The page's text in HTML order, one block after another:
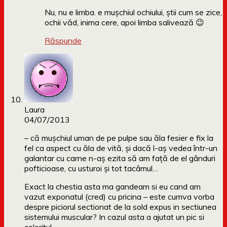
Nu, nu e limba. e mușchiul ochiului, știi cum se zice,
ochii văd, inima cere, apoi limba salivează 😉
Răspunde
Laura
04/07/2013
– că mușchiul uman de pe pulpe sau ăla fesier e fix la
fel ca aspect cu ăla de vită, și dacă l-aș vedea într-un
galantar cu carne n-aș ezita să am față de el gânduri
pofticioase, cu usturoi și tot tacâmul…
Exact la chestia asta ma gandeam si eu cand am
vazut exponatul (cred) cu pricina – este cumva vorba
despre piciorul sectionat de la sold expus in sectiunea
sistemului muscular? In cazul asta a ajutat un pic si